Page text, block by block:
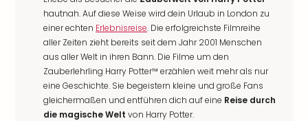
hautnah. Auf diese Weise wird dein Urlaub in London zu
einer echten Erlebnisreise. Die erfolgreichste Filmreihe
aller Zeiten zieht bereits seit dem Jahr 2001 Menschen
aus aller Welt in ihren Bann. Die Filme um den
Zauberlehrling Harry Potter™ erzählen weit mehr als nur
eine Geschichte. Sie begeistern kleine und große Fans
gleichermaßen und entführen dich auf eine Reise durch
die magische Welt von Harry Potter.